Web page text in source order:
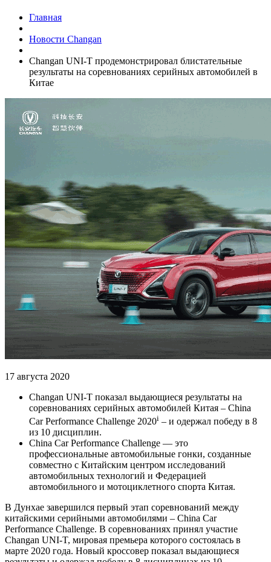
Главная
Новости Changan
Changan UNI-T продемонстрировал блистательные
результаты на соревнованиях серийных автомобилей в
Китае
17 августа 2020
Changan UNI-T показал выдающиеся результаты на
соревнованиях серийных автомобилей Китая – China
Car Performance Challenge 2020i – и одержал победу в 8
из 10 дисциплин.
China Car Performance Challenge — это
профессиональные автомобильные гонки, созданные
совместно с Китайским центром исследований
автомобильных технологий и Федерацией
автомобильного и мотоциклетного спорта Китая.
В Дунхае завершился первый этап соревнований между
китайскими серийными автомобилями – China Car
Performance Challenge. В соревнованиях принял участие
Changan UNI-T, мировая премьера которого состоялась в
марте 2020 года. Новый кроссовер показал выдающиеся